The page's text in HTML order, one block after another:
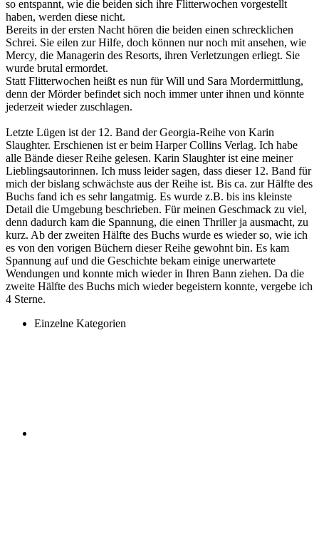
so entspannt, wie die beiden sich ihre Flitterwochen vorgestellt
haben, werden diese nicht.
Bereits in der ersten Nacht hören die beiden einen schrecklichen
Schrei. Sie eilen zur Hilfe, doch können nur noch mit ansehen, wie
Mercy, die Managerin des Resorts, ihren Verletzungen erliegt. Sie
wurde brutal ermordet.
Statt Flitterwochen heißt es nun für Will und Sara Mordermittlung,
denn der Mörder befindet sich noch immer unter ihnen und könnte
jederzeit wieder zuschlagen.
Letzte Lügen ist der 12. Band der Georgia-Reihe von Karin
Slaughter. Erschienen ist er beim Harper Collins Verlag. Ich habe
alle Bände dieser Reihe gelesen. Karin Slaughter ist eine meiner
Lieblingsautorinnen. Ich muss leider sagen, dass dieser 12. Band für
mich der bislang schwächste aus der Reihe ist. Bis ca. zur Hälfte des
Buchs fand ich es sehr langatmig. Es wurde z.B. bis ins kleinste
Detail die Umgebung beschrieben. Für meinen Geschmack zu viel,
denn dadurch kam die Spannung, die einen Thriller ja ausmacht, zu
kurz. Ab der zweiten Hälfte des Buchs wurde es wieder so, wie ich
es von den vorigen Büchern dieser Reihe gewohnt bin. Es kam
Spannung auf und die Geschichte bekam einige unerwartete
Wendungen und konnte mich wieder in Ihren Bann ziehen. Da die
zweite Hälfte des Buchs mich wieder begeistern konnte, vergebe ich
4 Sterne.
Einzelne Kategorien